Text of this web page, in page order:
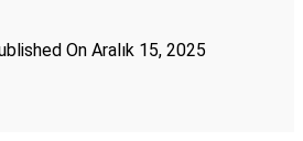
On Aralık 15, 2025